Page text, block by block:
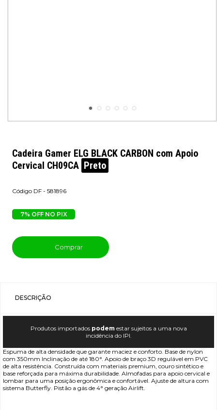
Cadeira Gamer ELG BLACK CARBON com Apoio
Cervical CH09CA Preto
DF - 581896
7% OFF NO PIX
Comprar
DESCRIÇÃO
Produtos importados podemestar sujeitos a uma nova
incidência do IPI.
Espuma de alta densidade que garante maciez e conforto. Base de nylon
com 350mm Inclinação de até 180°. Apoio de braço 3D regulável em PVC
de alta resistência. Construída com materiais premium, couro sintético e
base reforçada para máxima durabilidade. Almofadas para apoio cervical e
lombar para uma posição ergonômica e confortável. Ajuste de altura com
sistema Butterfly. Pistão a gás de 4° geração Airlift.